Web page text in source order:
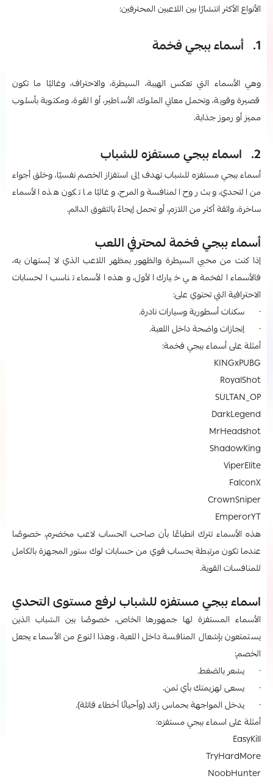
الأنواع الأكثر انتشارًا بين اللاعبين المحترفين:
1. أسماء ببجي فخمة
وهي الأسماء التي تعكس الهيبة، السيطرة، والاحتراف، وغالبًا ما تكون
قصيرة وقوية، وتحمل معاني الملوك، الأساطير، أو القوة، ومكتوبة بأسلوب
مميز أو رموز جذابة.
2. اسماء ببجي مستفزه​ للشباب
أسماء ببجي مستفزه للشباب تهدف إلى استفزاز الخصم نفسيًا، وخلق أجواء
من التحدي، وبث روح المنافسة والمرح، وغالبًا ما تكون هذه الأسماء
ساخرة، واثقة أكثر من اللازم، أو تحمل إيحاءً بالتفوق الدائم.
أسماء ببجي فخمة لمحترفي اللعب
إذا كنت من محبي السيطرة والظهور بمظهر اللاعب الذي لا يُستهان به،
فالأسماء الفخمة هي خيارك الأول، وهذه الأسماء تناسب الحسابات
الاحترافية التي تحتوي على:
· سكنات أسطورية وسيارات نادرة.
· إنجازات واضحة داخل اللعبة.
أمثلة على أسماء ببجي فخمة:
KINGxPUBG
RoyalShot
SULTAN_OP
DarkLegend
MrHeadshot
ShadowKing
ViperElite
FalconX
CrownSniper
EmperorYT
هذه الأسماء تترك انطباعًا بأن صاحب الحساب لاعب مخضرم، خصوصًا
عندما تكون مرتبطة بحساب قوي من حسابات لوك ستور المجهزة بالكامل
للمنافسات القوية.
اسماء ببجي مستفزه​ للشباب لرفع مستوى التحدي
الأسماء المستفزة لها جمهورها الخاص، خصوصًا بين الشباب الذين
يستمتعون بإشعال المنافسة داخل اللعبة، وهذا النوع من الأسماء يجعل
الخصم:
· يشعر بالضغط.
· يسعى لهزيمتك بأي ثمن.
· يدخل المواجهة بحماس زائد (وأحيانًا أخطاء قاتلة).
أمثلة على اسماء ببجي مستفزه​:
EasyKill
TryHardMore
NoobHunter